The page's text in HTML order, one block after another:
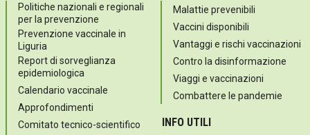
Politiche nazionali e regionali
per la prevenzione
Prevenzione vaccinale in
Liguria
Report di sorveglianza
epidemiologica
Calendario vaccinale
Approfondimenti
Comitato tecnico-scientifico
Malattie prevenibili
Vaccini disponibili
Vantaggi e rischi vaccinazioni
Contro la disinformazione
Viaggi e vaccinazioni
Combattere le pandemie
INFO UTILI